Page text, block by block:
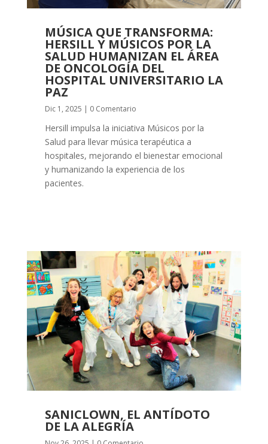
MÚSICA QUE TRANSFORMA:
HERSILL Y MÚSICOS POR LA
SALUD HUMANIZAN EL ÁREA
DE ONCOLOGÍA DEL
HOSPITAL UNIVERSITARIO LA
PAZ
Dic 1, 2025 | 0 Comentario
Hersill impulsa la iniciativa Músicos por la
Salud para llevar música terapéutica a
hospitales, mejorando el bienestar emocional
y humanizando la experiencia de los
pacientes.
SANICLOWN, EL ANTÍDOTO
DE LA ALEGRÍA